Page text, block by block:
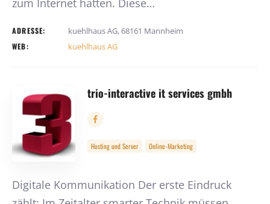
zum Internet hatten. Diese…
ADRESSE: kuehlhaus AG, 68161 Mannheim
WEB: kuehlhaus AG
trio-interactive it services gmbh
Hosting und Server Online-Marketing
Digitale Kommunikation Der erste Eindruck